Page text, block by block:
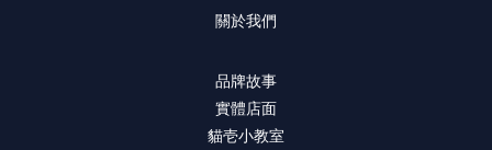
關於我們
品牌故事
實體店面
貓壱小教室